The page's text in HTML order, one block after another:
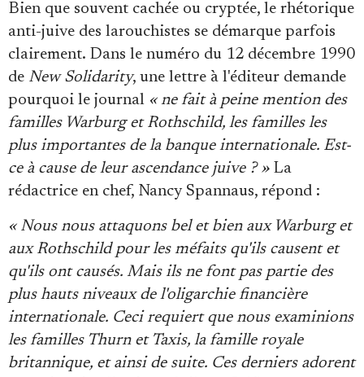
Bien que souvent cachée ou cryptée, le rhétorique
anti-juive des larouchistes se démarque parfois
clairement. Dans le numéro du 12 décembre 1990
de New Solidarity, une lettre à l'éditeur demande
pourquoi le journal « ne fait à peine mention des
familles Warburg et Rothschild, les familles les
plus importantes de la banque internationale. Est-
ce à cause de leur ascendance juive ? »La
rédactrice en chef, Nancy Spannaus, répond :
« Nous nous attaquons bel et bien aux Warburg et
aux Rothschild pour les méfaits qu'ils causent et
qu'ils ont causés. Mais ils ne font pas partie des
plus hauts niveaux de l'oligarchie financière
internationale. Ceci requiert que nous examinions
les familles Thurn et Taxis, la famille royale
britannique, et ainsi de suite. Ces derniers adorent